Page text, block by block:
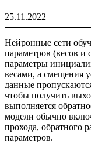
25.11.2022
Нейронные сети
параметров (весов и
параметры
весами, а смещения
данные
чтобы получить
выполняется
модели обычно
прохода, обратного
параметров.